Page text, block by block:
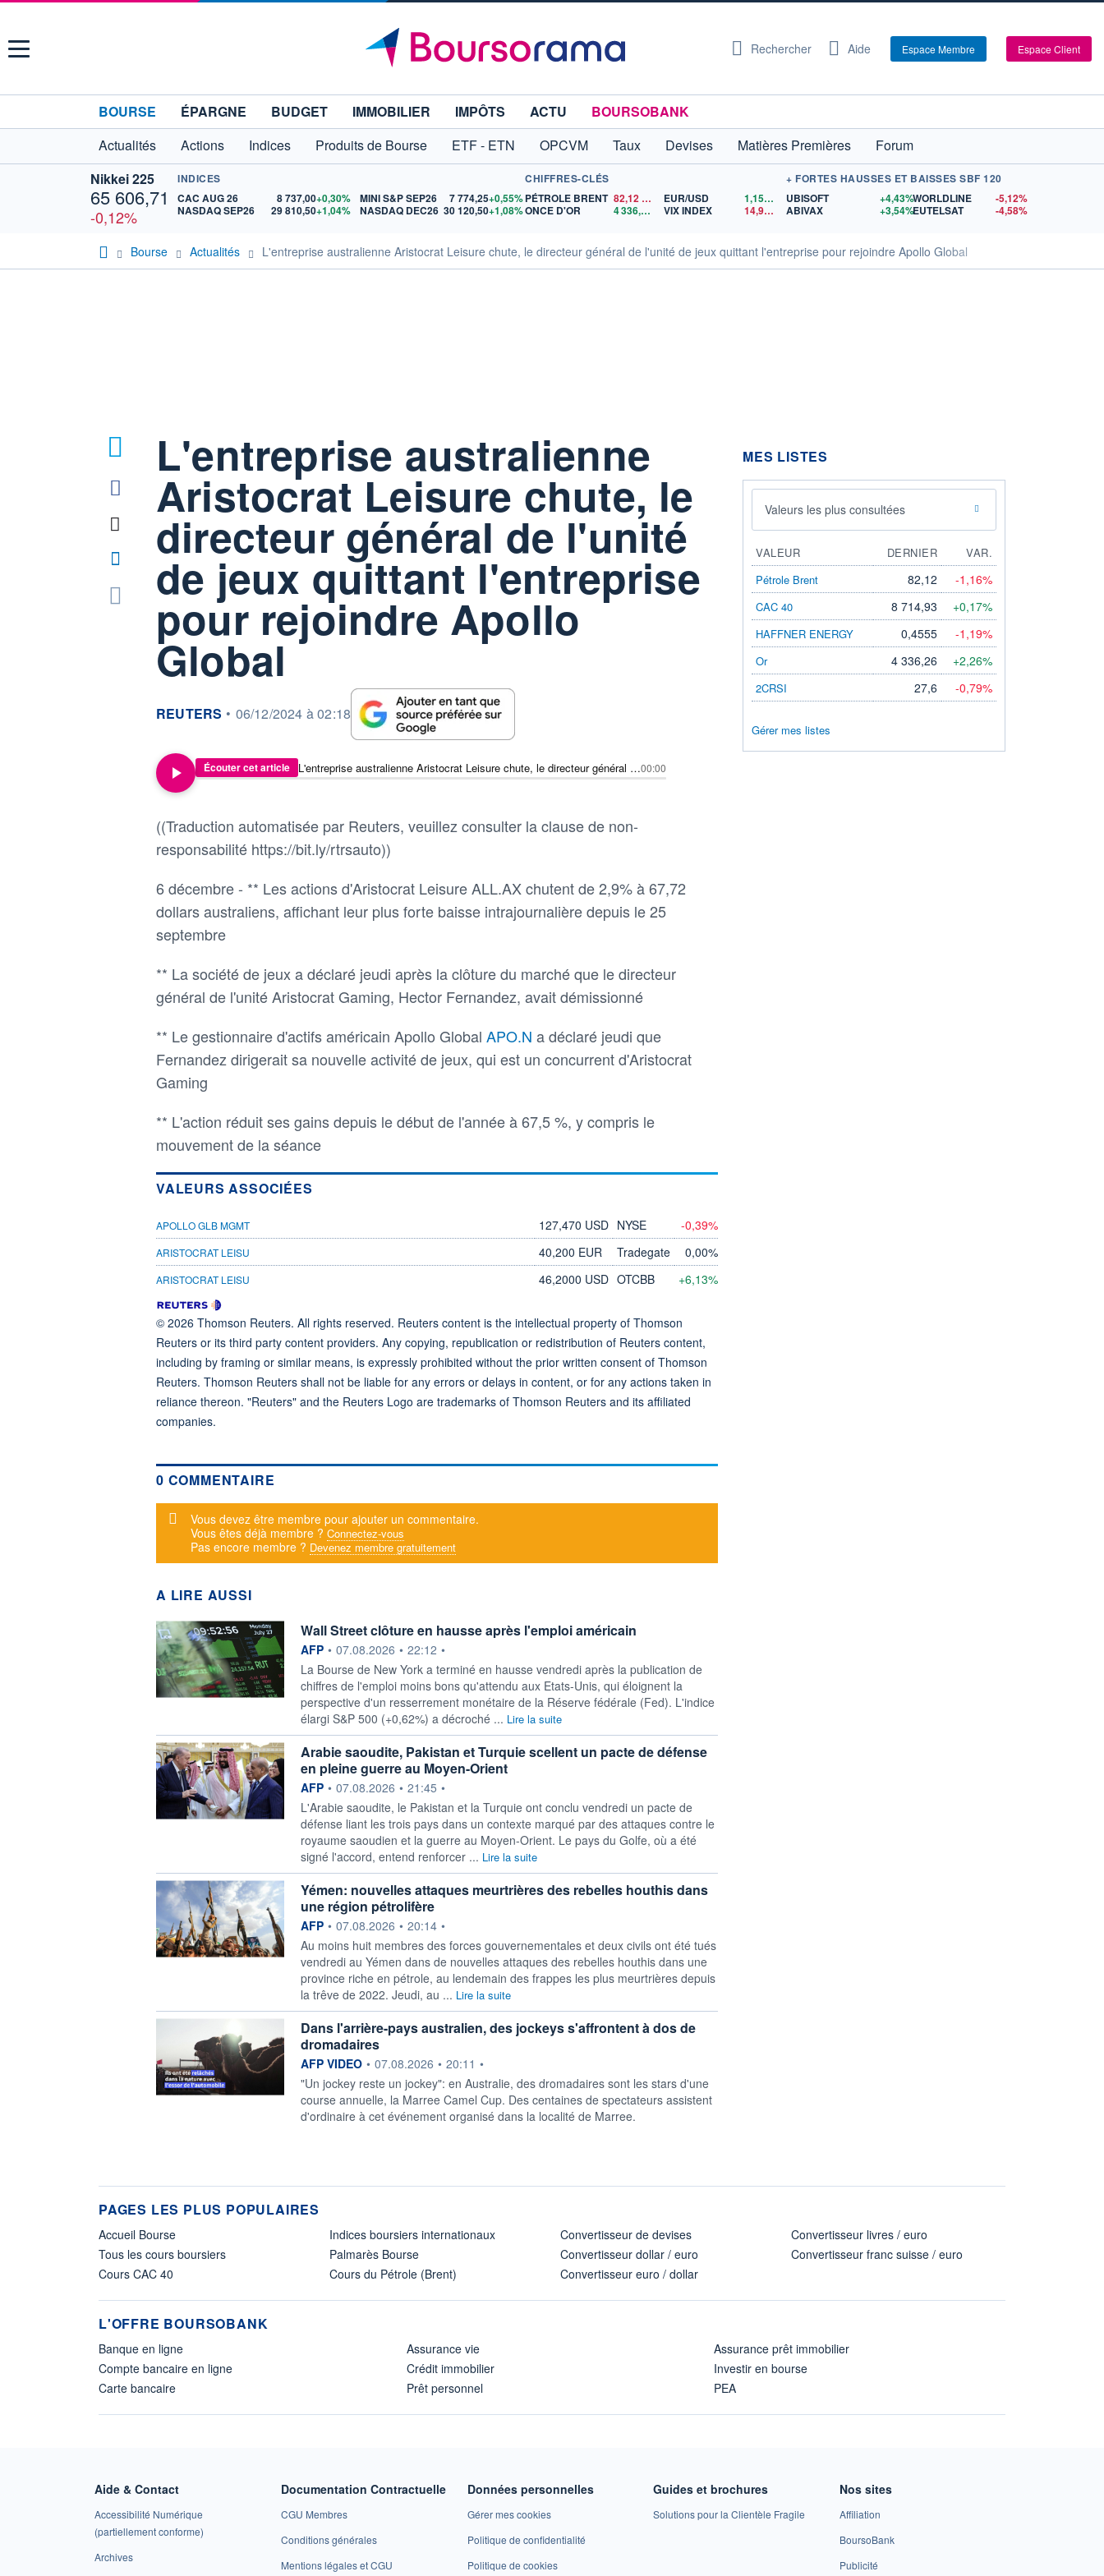
Menu Rechercher Aide Espace Membre Espace Client
BOURSE ÉPARGNE BUDGET IMMOBILIER IMPÔTS ACTU
BOURSOBANK
Actualités
Actions Indices Produits de Bourse ETF - ETN OPCVM Taux Devises Matières Premières
Forum
Nikkei 225
65 606,71
-0,12%
INDICES
CAC AUG 26
8 737,00+0,30%
NASDAQ SEP26
29 810,50+1,04%
MINI S&P SEP26 7 774,25+0,55%
NASDAQ DEC26 30 120,50+1,08%
CHIFFRES-CLÉS
PÉTROLE BRENT 82,12
ONCE D'OR
4 336,26 $US
EUR/USD 1,1556
$US
VIX INDEX
14,90$US
+ FORTES HAUSSES ET BAISSES SBF 120
UBISOFT
+4,43%
ABIVAX
+3,54%
WORLDLINE
-5,12%
EUTELSAT
-4,58%
Bourse Actualités L'entreprise australienne Aristocrat Leisure chute, le directeur général de l'unité de jeux quittant l'entreprise pour rejoindre Apollo Global
L'entreprise australienne
Aristocrat Leisure chute, le
directeur général de l'unité
de jeux quittant l'entreprise
pour rejoindre Apollo
Global
information fournie par
REUTERS • 06/12/2024 à 02:18
Écouter cet article L'entreprise australienne Aristocrat Leisure chute, le directeur général de l'unité de jeux quittant l'entreprise pour rejoindre Apollo Global00:00
((Traduction automatisée par Reuters, veuillez consulter la clause de non-
responsabilité https://bit.ly/rtrsauto))
6 décembre - ** Les actions d'Aristocrat Leisure ALL.AX chutent de 2,9% à 67,72
dollars australiens, affichant leur plus forte baisse intrajournalière depuis le 25
septembre
** La société de jeux a déclaré jeudi après la clôture du marché que le directeur
général de l'unité Aristocrat Gaming, Hector Fernandez, avait démissionné
** Le gestionnaire d'actifs américain Apollo Global APO.N a déclaré jeudi que
Fernandez dirigerait sa nouvelle activité de jeux, qui est un concurrent d'Aristocrat
Gaming
** L'action réduit ses gains depuis le début de l'année à 67,5 %, y compris le
mouvement de la séance
VALEURS ASSOCIÉES
APOLLO GLB MGMT 127,470 USD NYSE -0,39%
ARISTOCRAT LEISU 40,200 EUR Tradegate 0,00%
ARISTOCRAT LEISU 46,2000 USD OTCBB +6,13%
© 2026 Thomson Reuters. All rights reserved. Reuters content is the intellectual property of Thomson
Reuters or its third party content providers. Any copying, republication or redistribution of Reuters content,
including by framing or similar means, is expressly prohibited without the prior written consent of Thomson
Reuters. Thomson Reuters shall not be liable for any errors or delays in content, or for any actions taken in
reliance thereon. "Reuters" and the Reuters Logo are trademarks of Thomson Reuters and its affiliated
companies.
0 COMMENTAIRE
Message d'alerte
Vous devez être membre pour ajouter un commentaire.
Vous êtes déjà membre ? Connectez-vous
Pas encore membre ? Devenez membre gratuitement
A LIRE AUSSI
Wall Street clôture en hausse après l'emploi américain
information fournie par
AFP • 07.08.2026 • 22:12 •
La Bourse de New York a terminé en hausse vendredi après la publication de
chiffres de l'emploi moins bons qu'attendu aux Etats-Unis, qui éloignent la
perspective d'un resserrement monétaire de la Réserve fédérale (Fed). L'indice
élargi S&P 500 (+0,62%) a décroché ... Lire la suite
Arabie saoudite, Pakistan et Turquie scellent un pacte de défense
en pleine guerre au Moyen-Orient
information fournie par
AFP • 07.08.2026 • 21:45 •
L'Arabie saoudite, le Pakistan et la Turquie ont conclu vendredi un pacte de
défense liant les trois pays dans un contexte marqué par des attaques contre le
royaume saoudien et la guerre au Moyen-Orient. Le pays du Golfe, où a été
signé l'accord, entend renforcer ... Lire la suite
Yémen: nouvelles attaques meurtrières des rebelles houthis dans
une région pétrolifère
information fournie par
AFP • 07.08.2026 • 20:14 •
Au moins huit membres des forces gouvernementales et deux civils ont été tués
vendredi au Yémen dans de nouvelles attaques des rebelles houthis dans une
province riche en pétrole, au lendemain des frappes les plus meurtrières depuis
la trêve de 2022. Jeudi, au ... Lire la suite
Dans l'arrière-pays australien, des jockeys s'affrontent à dos de
dromadaires
information fournie par
AFP VIDEO • 07.08.2026 • 20:11 •
"Un jockey reste un jockey": en Australie, des dromadaires sont les stars d'une
course annuelle, la Marree Camel Cup. Des centaines de spectateurs assistent
d'ordinaire à cet événement organisé dans la localité de Marree.
MES LISTES
Valeurs les plus consultées
VALEUR DERNIER
VAR.
Pétrole Brent
82,12 -1,16%
CAC 40 8 714,93 +0,17%
HAFFNER ENERGY 0,4555 -1,19%
Or 4 336,26 +2,26%
2CRSI 27,6 -0,79%
Gérer mes listes
PAGES LES PLUS POPULAIRES
Accueil Bourse
Tous les cours boursiers
Cours CAC 40
Indices boursiers internationaux
Palmarès Bourse
Cours du Pétrole (Brent)
Convertisseur de devises
Convertisseur dollar / euro
Convertisseur euro / dollar
Convertisseur livres / euro
Convertisseur franc suisse / euro
L'OFFRE BOURSOBANK
Banque en ligne
Compte bancaire en ligne
Carte bancaire
Assurance vie
Crédit immobilier
Prêt personnel
Assurance prêt immobilier
Investir en bourse
PEA
Aide & Contact
Accessibilité Numérique
(partiellement conforme)
Archives
Documentation Contractuelle
CGU Membres
Conditions générales
Mentions légales et CGU
Données personnelles
Gérer mes cookies
Politique de confidentialité
Politique de cookies
Guides et brochures
Solutions pour la Clientèle Fragile
Nos sites
Affiliation
BoursoBank
Publicité